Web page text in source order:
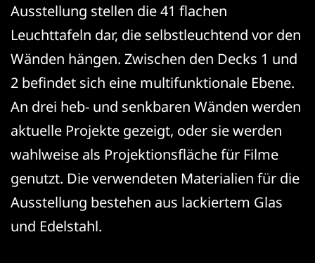
Ausstellung stellen die 41 flachen
Leuchttafeln dar, die selbstleuchtend vor den
Wänden hängen. Zwischen den Decks 1 und
2 befindet sich eine multifunktionale Ebene.
An drei heb- und senkbaren Wänden werden
aktuelle Projekte gezeigt, oder sie werden
wahlweise als Projektionsfläche für Filme
genutzt. Die verwendeten Materialien für die
Ausstellung bestehen aus lackiertem Glas
und Edelstahl.